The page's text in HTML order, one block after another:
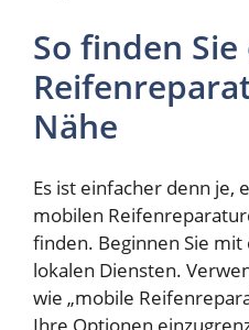
So finden
Nähe
Es ist einfacher denn je,
mobilen
finden. Beginnen Sie mit
lokalen Diensten.
wie „mobile